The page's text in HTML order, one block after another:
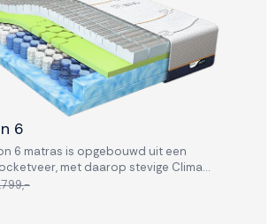
6
6 matras is opgebouwd uit een
met daarop stevige Clima
lagen. Deze combinatie geeft je
en ondersteuning.